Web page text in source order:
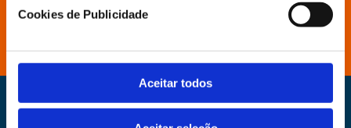
Cookies de Publicidade
Aceitar todos
Distritais e Secções
Newsletter